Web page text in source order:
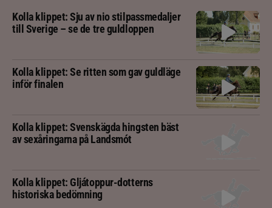
Kolla klippet: Sju av nio stilpassmedaljer
till Sverige – se de tre guldloppen
Kolla klippet: Se ritten som gav guldläge
inför finalen
Kolla klippet: Svenskägda hingsten bäst
av sexåringarna på Landsmót
Kolla klippet: Gljátoppur-dotterns
historiska bedömning